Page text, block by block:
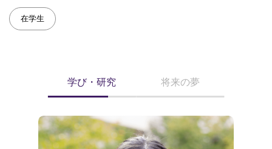
在学生
学び・研究 将来の夢